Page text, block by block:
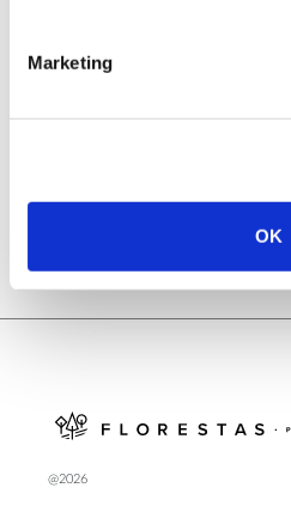
Marketing
OK
no verão 2026
@2026